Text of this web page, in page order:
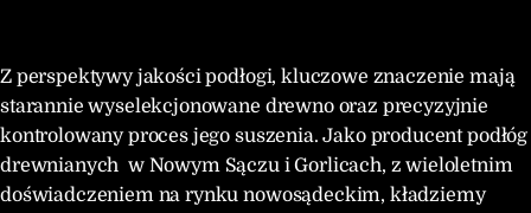
Z perspektywy jakości podłogi, kluczowe znaczenie mają
starannie wyselekcjonowane drewno oraz precyzyjnie
kontrolowany proces jego suszenia. Jako producent podłóg
drewnianych w Nowym Sączu i Gorlicach, z wieloletnim
doświadczeniem na rynku nowosądeckim, kładziemy